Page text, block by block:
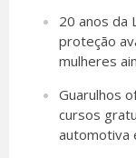
20 anos da
proteção
mulheres
Guarulhos
cursos
automotiva